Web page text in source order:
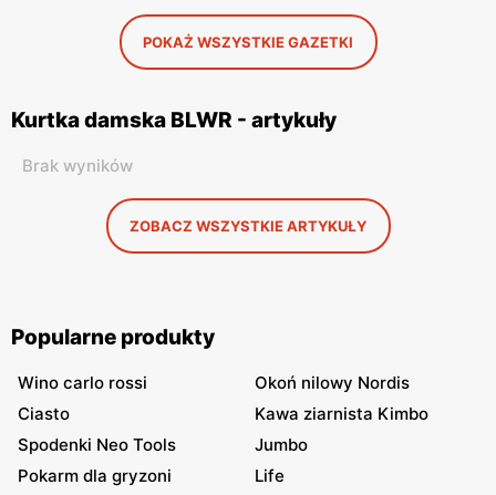
POKAŻ WSZYSTKIE GAZETKI
Kurtka damska BLWR - artykuły
Brak wyników
ZOBACZ WSZYSTKIE ARTYKUŁY
Popularne produkty
Wino carlo rossi
Okoń nilowy Nordis
Ciasto
Kawa ziarnista Kimbo
Spodenki Neo Tools
Jumbo
Pokarm dla gryzoni
Life